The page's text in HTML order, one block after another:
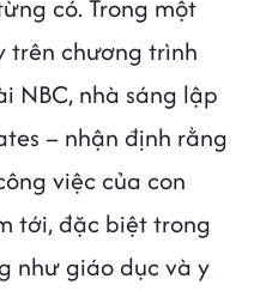
có. Trong một
trên chương trình
NBC, nhà sáng lập
– nhận định rằng
việc của con
tới, đặc biệt trong
như giáo dục và y